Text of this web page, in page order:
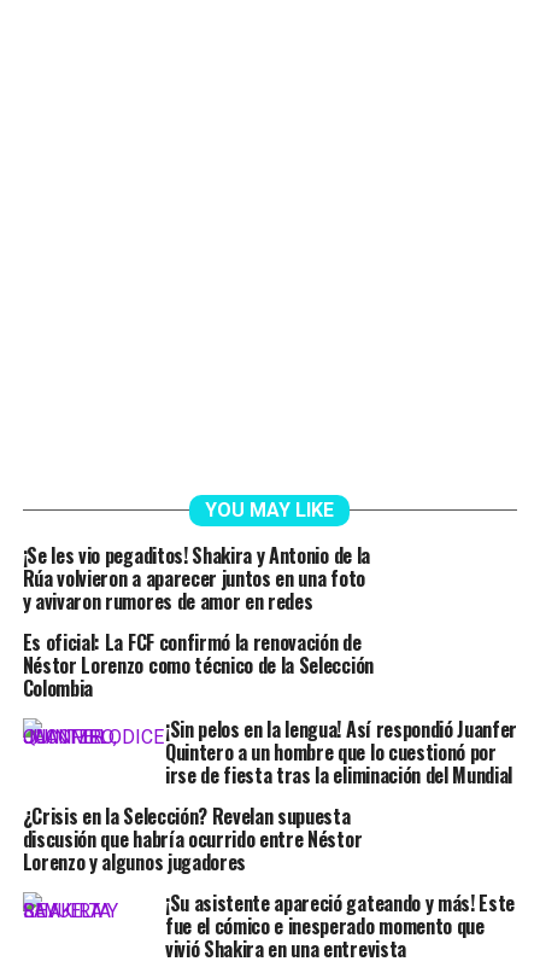
YOU MAY LIKE
¡Se les vio pegaditos! Shakira y Antonio de la
Rúa volvieron a aparecer juntos en una foto
y avivaron rumores de amor en redes
Es oficial: La FCF confirmó la renovación de
Néstor Lorenzo como técnico de la Selección
Colombia
¡Sin pelos en la lengua! Así respondió Juanfer
Quintero a un hombre que lo cuestionó por
irse de fiesta tras la eliminación del Mundial
¿Crisis en la Selección? Revelan supuesta
discusión que habría ocurrido entre Néstor
Lorenzo y algunos jugadores
¡Su asistente apareció gateando y más! Este
fue el cómico e inesperado momento que
vivió Shakira en una entrevista